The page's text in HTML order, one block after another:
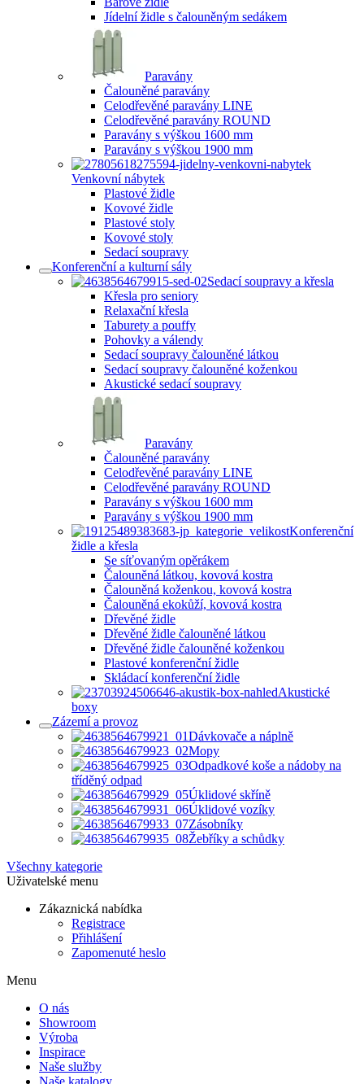
Jídelní židle s čalouněným sedákem
Paravány
Čalouněné paravány
Celodřevěné paravány LINE
Celodřevěné paravány ROUND
Paravány s výškou 1600 mm
Paravány s výškou 1900 mm
Venkovní nábytek
Plastové židle
Kovové židle
Plastové stoly
Kovové stoly
Sedací soupravy
Konferenční a kulturní sály
Sedací soupravy a křesla
Křesla pro seniory
Relaxační křesla
Taburety a pouffy
Pohovky a válendy
Sedací soupravy čalouněné látkou
Sedací soupravy čalouněné koženkou
Akustické sedací soupravy
Paravány
Čalouněné paravány
Celodřevěné paravány LINE
Celodřevěné paravány ROUND
Paravány s výškou 1600 mm
Paravány s výškou 1900 mm
Konferenční
židle a křesla
Se síťovaným opěrákem
Čalouněná látkou, kovová kostra
Čalouněná koženkou, kovová kostra
Čalouněná ekokůží, kovová kostra
Dřevěné židle
Dřevěné židle čalouněné látkou
Dřevěné židle čalouněné koženkou
Plastové konferenční židle
Skládací konferenční židle
Akustické
boxy
Zázemí a provoz
Dávkovače a náplně
Mopy
Odpadkové koše a nádoby na
tříděný odpad
Úklidové skříně
Úklidové vozíky
Zásobníky
Žebříky a schůdky
Všechny kategorie
Uživatelské menu
Zákaznická nabídka
Registrace
Přihlášení
Zapomenuté heslo
Menu
O nás
Showroom
Výroba
Inspirace
Naše služby
Naše katalogy